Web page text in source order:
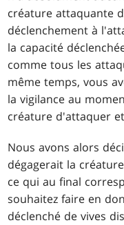
créature attaquante
déclenchement à
la capacité
comme tous les
même temps, vous
la vigilance au
créature d'attaquer
Nous avons alors
dégagerait la
ce qui au final
souhaitez faire en
déclenché de vives